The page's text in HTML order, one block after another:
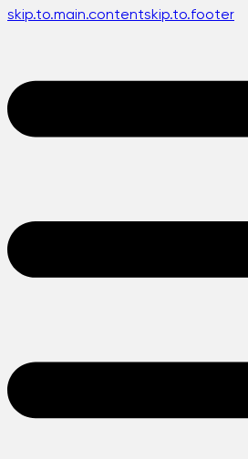
skip.to.main.contentskip.to.footer